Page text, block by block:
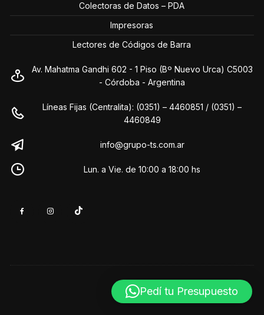
Colectoras de Datos – PDA
Impresoras
Lectores de Códigos de Barra
Av. Mahatma Gandhi 602 - 1 Piso (Bº Nuevo Urca) C5003
- Córdoba - Argentina
Líneas Fijas (Centralita): (0351) – 4460851 / (0351) –
4460849
info@grupo-ts.com.ar
Lun. a Vie. de 10:00 a 18:00 hs
Pedí tu Presupuesto